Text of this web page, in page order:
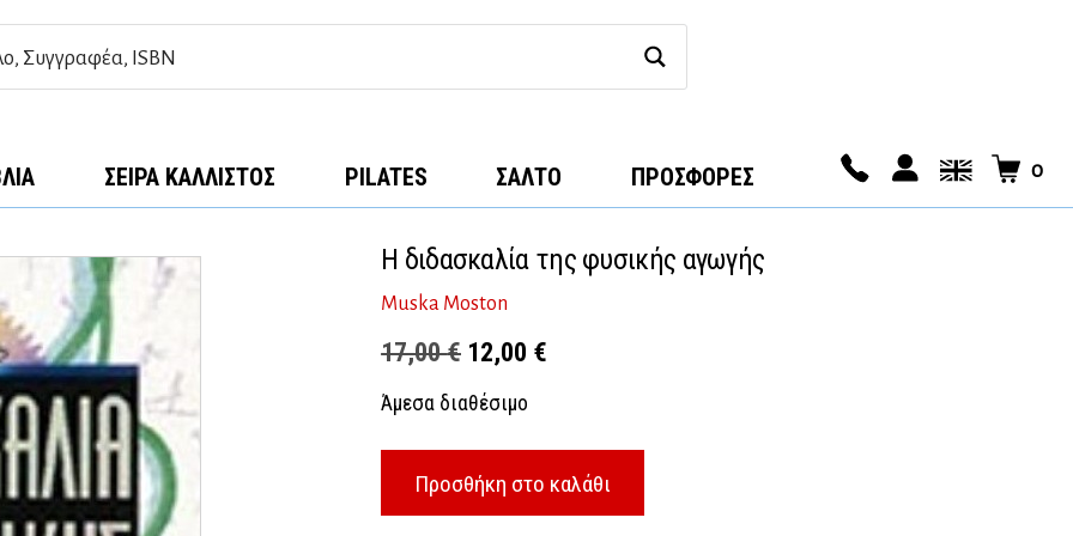
ΣΕΙΡΆ ΚΆΛΛΙΣΤΟΣ PILATES ΣΑΛΤΟ ΠΡΟΣΦΟΡΕΣ 0
Η διδασκαλία της φυσικής αγωγής
Muska Moston
17,00€ Original
price
17,00 €.
12,00 €
είναι:
12,00 €.
Άμεσα διαθέσιμο
Προσθήκη στο καλάθι